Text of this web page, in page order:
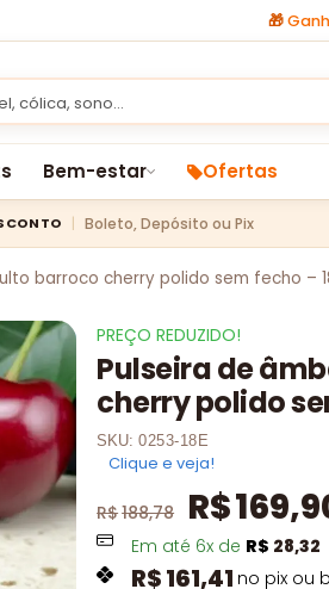
🎁
Bem-estar Ofertas
Boleto, Depósito ou Pix
barroco cherry polido sem fecho –
PREÇO REDUZIDO!
Pulseira de
cherry polido
SKU:0253-18E
Clique e veja!
R$188,78 R$
Em até 6x de R$ 28,32
R$161,41 no pix ou